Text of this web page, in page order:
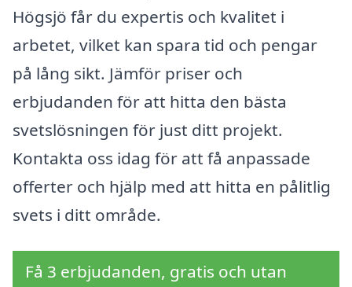
Högsjö får du expertis och kvalitet i
arbetet, vilket kan spara tid och pengar
på lång sikt. Jämför priser och
erbjudanden för att hitta den bästa
svetslösningen för just ditt projekt.
Kontakta oss idag för att få anpassade
offerter och hjälp med att hitta en pålitlig
svets i ditt område.
Få 3 erbjudanden, gratis och utan